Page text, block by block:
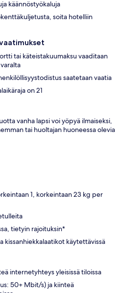
käännöstyökaluja
soita hotelliin
tai käteistakuumaksu vaaditaan
saatetaan vaatia
on 21
vanha lapsi voi yöpyä ilmaiseksi,
tai huoltajan huoneessa olevia
1, korkeintaan 23 kg per
tietyin rajoituksin*
kissanhiekkalaatikot käytettävissä
internetyhteys yleisissä tiloissa
50+ Mbit/s) ja kiinteä